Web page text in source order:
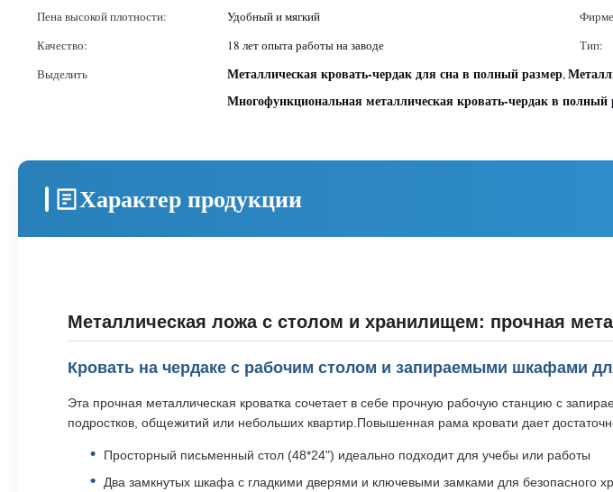
Пена высокой плотности:
Удобный и мягкий
Качество:
18 лет опыта работы на заводе Тип:
Выделить
Металлическая кровать-чердак для сна в полный размер,
Многофункциональная металлическая кровать-чердак в полный
Характер продукции
Металлическая ложа с столом и хранилищем: прочная
Кровать на чердаке с рабочим столом и запираемыми шкафами
Эта прочная металлическая кроватка сочетает в себе прочную рабочую станцию с
подростков, общежитий или небольших квартир.Повышенная рама кровати дает
Просторный письменный стол (48*24") идеально подходит для учебы или работы
Два замкнутых шкафа с гладкими дверями и ключевыми замками для безопасного